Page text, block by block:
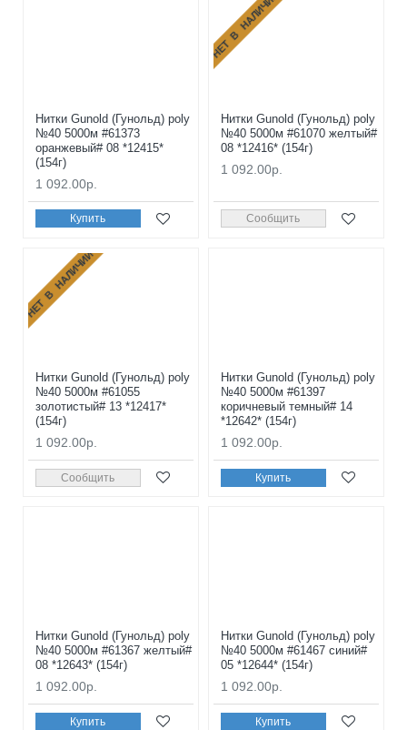
Нитки Gunold (Гунольд) poly
№40 5000м #61373
оранжевый# 08 *12415*
(154г)
1 092.00р.
Купить
НЕТ В НАЛИЧИИ
Нитки Gunold (Гунольд) poly
№40 5000м #61070 желтый#
08 *12416* (154г)
1 092.00р.
Сообщить
НЕТ В НАЛИЧИИ
Нитки Gunold (Гунольд) poly
№40 5000м #61055
золотистый# 13 *12417*
(154г)
1 092.00р.
Сообщить
Нитки Gunold (Гунольд) poly
№40 5000м #61397
коричневый темный# 14
*12642* (154г)
1 092.00р.
Купить
Нитки Gunold (Гунольд) poly
№40 5000м #61367 желтый#
08 *12643* (154г)
1 092.00р.
Купить
Нитки Gunold (Гунольд) poly
№40 5000м #61467 синий#
05 *12644* (154г)
1 092.00р.
Купить